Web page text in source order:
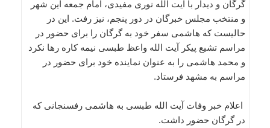
گرگان و دیدار با آیت الله نوری مفیدی، امام جمعه این شهر
و منتخب مجلس خبرگان در دور پنجم، نیز رفت. این در
حالیست که هاشمی سفر خود به گرگان را برای حضور در
مراسم تشیع پیکر آیت الله واعظ طبسی نیمه کاره رها نکرد
و محمد هاشمی را به عنوان نماینده خود برای حضور در
مراسم به مشهد فرستاد.
اعلام خبر وفات آیت الله طبسی به هاشمی رفسنجانی که
در گرگان حضور داشت.